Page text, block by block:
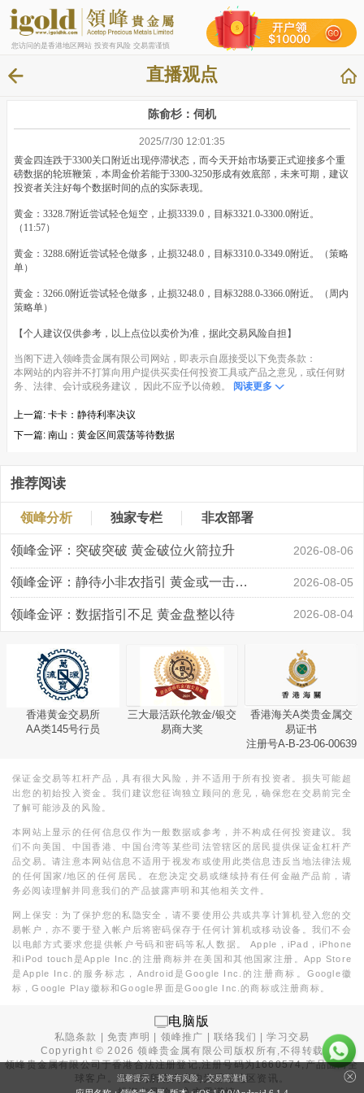
您访问的是香港地区网站 投资有风险 交易需谨慎
直播观点
陈俞杉：伺机
2025/7/30 12:01:35
黄金四连跌于3300关口附近出现停滞状态，而今天开始市场要正式迎接多个重
磅数据的轮班鞭策，本周金价若能于3300-3250形成有效底部，未来可期，建议
投资者关注好每个数据时间的点的实际表现。
黄金：3328.7附近尝试轻仓短空，止损3339.0，目标3321.0-3300.0附近。
（11:57）
黄金：3288.6附近尝试轻仓做多，止损3248.0，目标3310.0-3349.0附近。（策略
单）
黄金：3266.0附近尝试轻仓做多，止损3248.0，目标3288.0-3366.0附近。（周内
策略单）
【个人建议仅供参考，以上点位以卖价为准，据此交易风险自担】
当阁下进入领峰贵金属有限公司网站，即表示自愿接受以下免责条款：
本网站的内容并不打算向用户提供买卖任何投资工具或产品之意见，或任何财
务、法律、会计或税务建议， 因此不应予以倚赖。
阅读更多
上一篇: 卡卡：静待利率决议
下一篇: 南山：黄金区间震荡等待数据
推荐阅读
领峰分析 独家专栏 非农部署
领峰金评：突破突破 黄金破位火箭拉升 2026-08-06
领峰金评：静待小非农指引 黄金或一击破局 2026-08-05
领峰金评：数据指引不足 黄金盘整以待 2026-08-04
香港黄金交易所
AA类145号行员
三大最活跃伦敦金/银交
易商大奖
香港海关A类贵金属交
易证书
注册号A-B-23-06-00639
保证金交易等杠杆产品，具有很大风险，并不适用于所有投资者。损失可能超
出您的初始投入资金。我们建议您征询独立顾问的意见，确保您在交易前完全
了解可能涉及的风险。
本网站上显示的任何信息仅作为一般数据或参考，并不构成任何投资建议。我
们不向美国、中国香港、中国台湾等某些司法管辖区的居民提供保证金杠杆产
品交易。请注意本网站信息不适用于视发布或使用此类信息违反当地法律法规
的任何国家/地区的任何居民。在您决定交易或继续持有任何金融产品前，请
务必阅读理解并同意我们的产品披露声明和其他相关文件。
网上保安：为了保护您的私隐安全，请不要使用公共或共享计算机登入您的交
易帐户，亦不要于登入帐户后将密码保存于任何计算机或移动设备。我们不会
以电邮方式要求您提供帐户号码和密码等私人数据。 Apple，iPad，iPhone
和iPod touch是Apple Inc.的注册商标并在美国和其他国家注册。App Store
是Apple Inc.的服务标志，Android是Google Inc.的注册商标。Google徽
标，Google Play徽标和Google界面是Google Inc.的商标或注册商标。
电脑版
私隐条款 |免责声明 领峰推广 |联络我们 |学习交易
Copyright ©2026 领峰贵金属有限公司版权所有,不得转载
领峰贵金属有限公司于香港合法注册登记,注册号码为1660574,产品面向全
球客户。本站内所有内容均为香港地区资讯。
温馨提示：投资有风险，交易需谨慎